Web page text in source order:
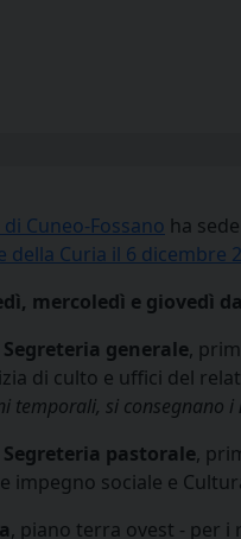
Cuneo-Fossano ha
della Curia il 6 dicembre
mercoledì e giovedì
generale,
di culto e uffici del
temporali, si consegnano i
pastorale,
impegno sociale e
, piano terra ovest - per